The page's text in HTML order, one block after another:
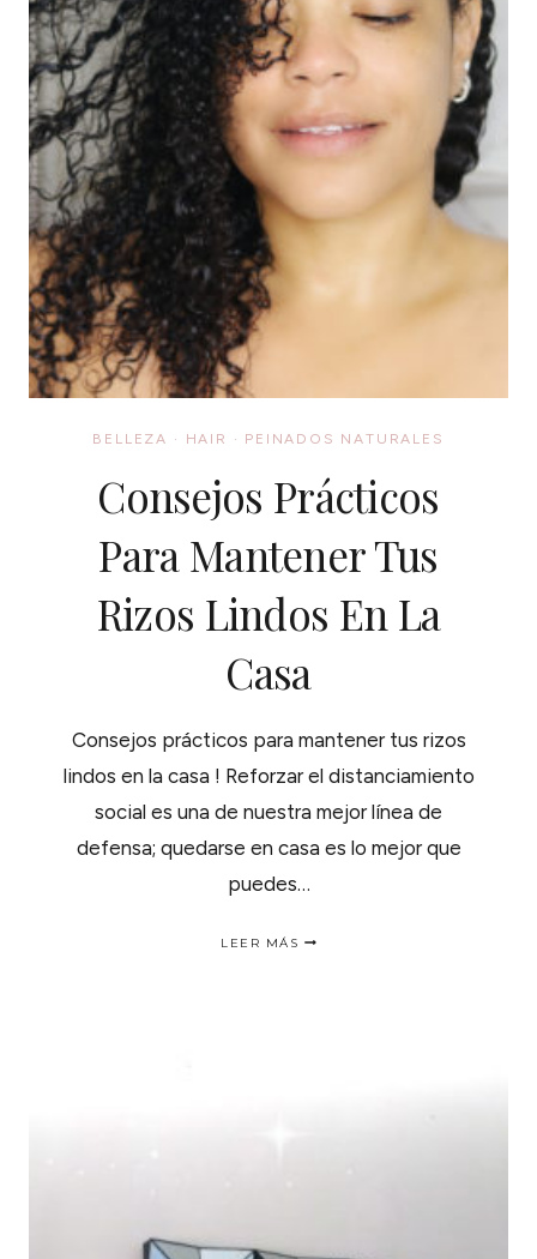
BELLEZA · HAIR · PEINADOS NATURALES
Consejos Prácticos
Para Mantener Tus
Rizos Lindos En La
Casa
Consejos prácticos para mantener tus rizos
lindos en la casa ! Reforzar el distanciamiento
social es una de nuestra mejor línea de
defensa; quedarse en casa es lo mejor que
puedes…
LEER MÁS